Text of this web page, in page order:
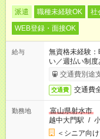
派遣 職種未経験OK 社
WEB登録・面接OK
給与
無資格未経験
い／週払い制
完了次第のお
交通費別途
交通費 交通費
勤務地
富山県射水市
越中大門駅 /
＜シニア向